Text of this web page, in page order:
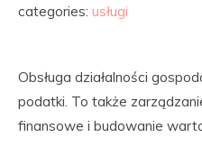
categories: usługi
Obsługa działalności
podatki. To także
finansowe i budowanie